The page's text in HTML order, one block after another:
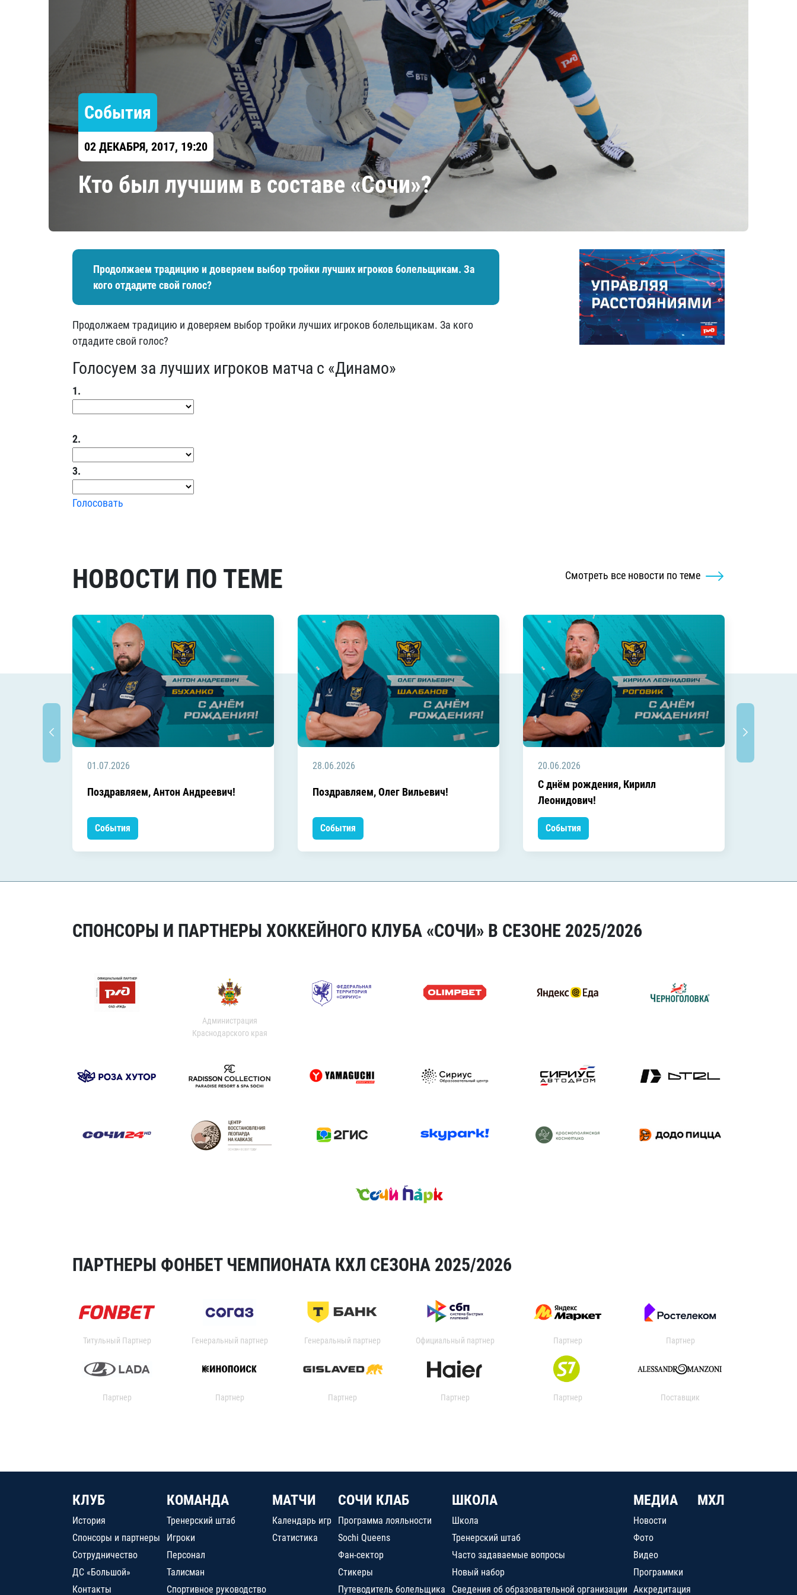
Локомотив
ЦСКА
Шанхайские Драконы
Амур
Барыс
Салават Юлаев
Сибирь
События
02 ДЕКАБРЯ, 2017, 19:20
Кто был лучшим в составе «Сочи»?
Продолжаем традицию и доверяем выбор тройки лучших игроков болельщикам. За
кого отдадите свой голос?
Продолжаем традицию и доверяем выбор тройки лучших игроков болельщикам. За кого
отдадите свой голос?
Голосуем за лучших игроков матча с «Динамо»
1.
2.
3.
Голосовать
НОВОСТИ ПО ТЕМЕ Смотреть все новости по теме
01.07.2026
Поздравляем, Антон Андреевич!
События
28.06.2026
Поздравляем, Олег Вильевич!
События
20.06.2026
C днём рождения, Кирилл
Леонидович!
События
СПОНСОРЫ И ПАРТНЕРЫ ХОККЕЙНОГО КЛУБА «СОЧИ» В СЕЗОНЕ 2025/2026
Администрация
Краснодарского края
ПАРТНЕРЫ ФОНБЕТ ЧЕМПИОНАТА КХЛ СЕЗОНА 2025/2026
Титульный Партнер Генеральный партнер Генеральный партнер Официальный партнер Партнер Партнер
Партнер Партнер Партнер Партнер Партнер Поставщик
КЛУБ
История
Спонсоры и партнеры
Сотрудничество
ДС «Большой»
Контакты
КОМАНДА
Тренерский штаб
Игроки
Персонал
Талисман
Спортивное руководство
МАТЧИ
Календарь игр
Статистика
СОЧИ КЛАБ
Программа лояльности
Sochi Queens
Фан-сектор
Стикеры
Путеводитель болельщика
ШКОЛА
Школа
Тренерский штаб
Часто задаваемые вопросы
Новый набор
Сведения об образовательной организации
МЕДИА
Новости
Фото
Видео
Программки
Аккредитация
МХЛ